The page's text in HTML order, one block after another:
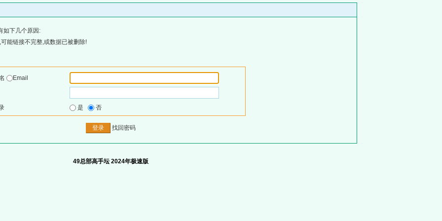
如下几个原因:
能链接不完整,或数据已被删除!
Email
是 否
找回密码
49总部高手坛 2024年极速版